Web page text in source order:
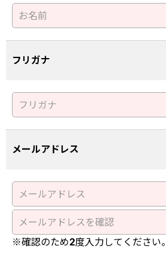
フリガナ
メールアドレス
※確認のため2度入力してください。